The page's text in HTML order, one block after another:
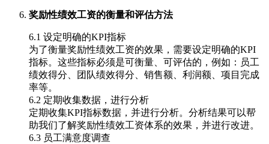
奖励性绩效工资的衡量和评估方法
6.1 设定明确的KPI指标
为了衡量奖励性绩效工资的效果，需要设定明确的KPI
指标。这些指标必须是可衡量、可评估的，例如：员工
绩效得分、团队绩效得分、销售额、利润额、项目完成
率等。
6.2 定期收集数据，进行分析
定期收集KPI指标数据，并进行分析。分析结果可以帮
助我们了解奖励性绩效工资体系的效果，并进行改进。
6.3 员工满意度调查